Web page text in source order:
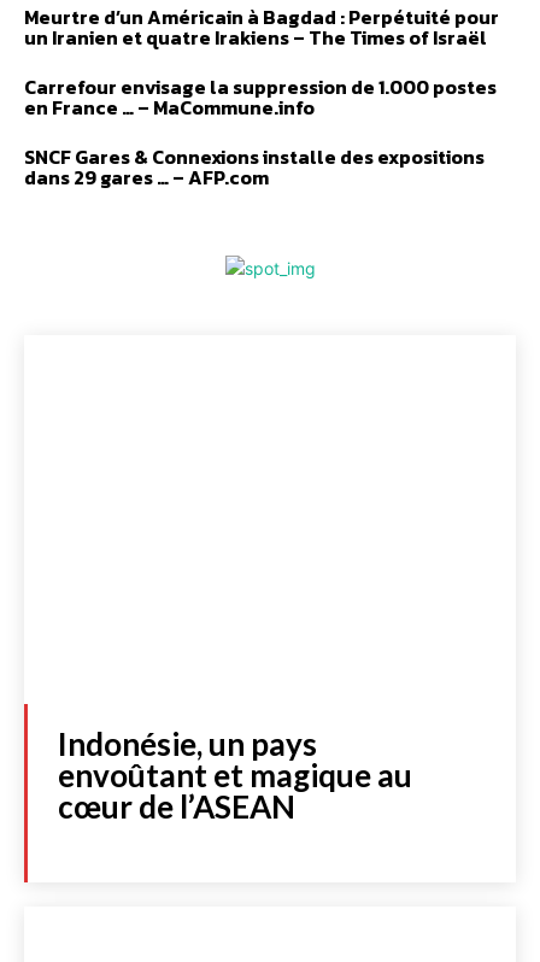
Meurtre d’un Américain à Bagdad : Perpétuité pour
un Iranien et quatre Irakiens – The Times of Israël
Carrefour envisage la suppression de 1.000 postes
en France … – MaCommune.info
SNCF Gares & Connexions installe des expositions
dans 29 gares … – AFP.com
Indonésie, un pays
envoûtant et magique au
cœur de l’ASEAN